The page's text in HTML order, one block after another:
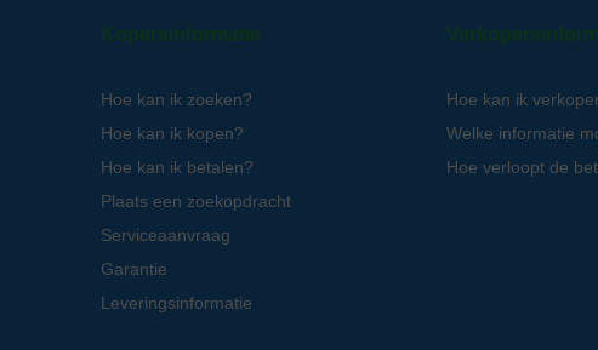
Kopersinformatie
Hoe kan ik zoeken?
Hoe kan ik kopen?
Hoe kan ik betalen?
Plaats een zoekopdracht
Serviceaanvraag
Garantie
Leveringsinformatie
Hoe kan ik
Welke informatie
Hoe verloopt de